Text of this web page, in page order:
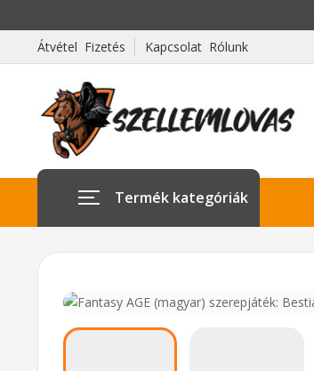
Átvétel Fizetés
Kapcsolat Rólunk
Termék kategóriák